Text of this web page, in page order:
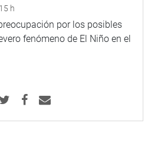
h
por los posibles
fenómeno de El Niño en el